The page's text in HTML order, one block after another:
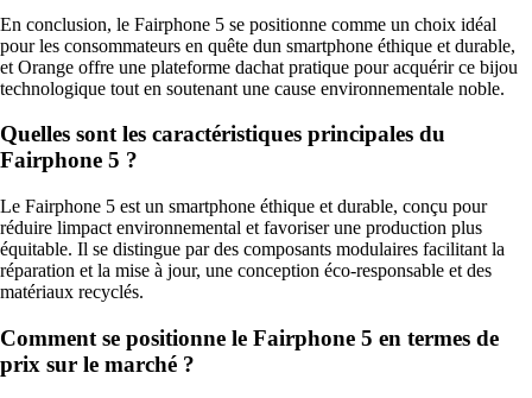
En conclusion, le Fairphone 5 se positionne comme un choix idéal
pour les consommateurs en quête dun smartphone éthique et durable,
et Orange offre une plateforme dachat pratique pour acquérir ce bijou
technologique tout en soutenant une cause environnementale noble.
Quelles sont les caractéristiques principales du
Fairphone 5 ?
Le Fairphone 5 est un smartphone éthique et durable, conçu pour
réduire limpact environnemental et favoriser une production plus
équitable. Il se distingue par des composants modulaires facilitant la
réparation et la mise à jour, une conception éco-responsable et des
matériaux recyclés.
Comment se positionne le Fairphone 5 en termes de
prix sur le marché ?